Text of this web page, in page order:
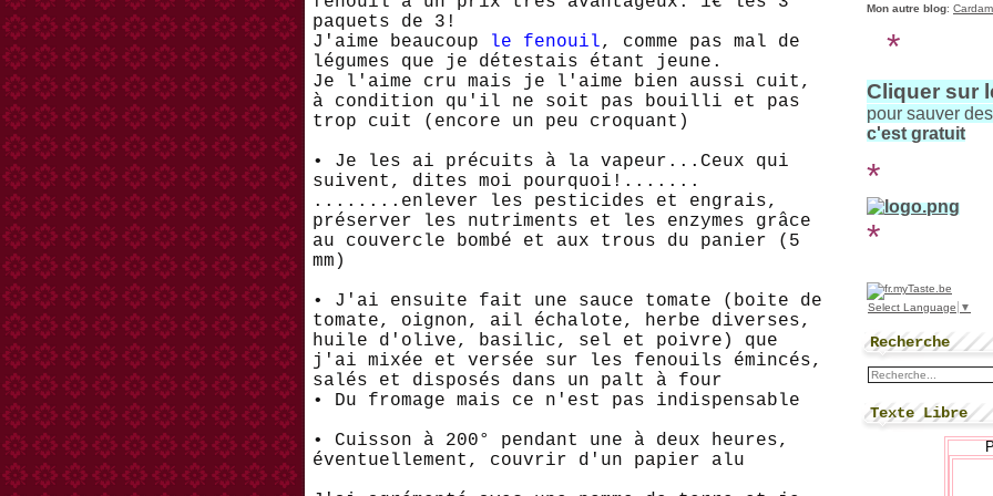
paquets de 3!
J'aime beaucoup
le fenouil, comme pas mal de
légumes que je détestais étant jeune.
Je l'aime cru mais je l'aime bien aussi cuit,
à condition qu'il ne soit pas bouilli et pas
trop cuit (encore un peu croquant)
• Je les ai précuits à la vapeur...Ceux qui
suivent, dites moi pourquoi!.......
........enlever les pesticides et engrais,
préserver les nutriments et les enzymes grâce
au couvercle bombé et aux trous du panier (5
mm)
• J'ai ensuite fait une sauce tomate (boite de
tomate, oignon, ail échalote, herbe diverses,
huile d'olive, basilic, sel et poivre) que
j'ai mixée et versée sur les fenouils émincés,
salés et disposés dans un palt à four
• Du fromage mais ce n'est pas indispensable
• Cuisson à 200° pendant une à deux heures,
éventuellement, couvrir d'un papier alu
Mon autre blog:
*
Cliquer sur
pour sauver
c'est gratuit
*
*
Select Language ▼
Recherche
Texte Libre